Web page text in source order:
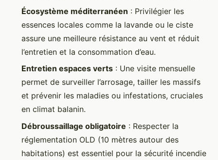
Écosystème méditerranéen : Privilégier les
essences locales comme la lavande ou le ciste
assure une meilleure résistance au vent et réduit
l’entretien et la consommation d’eau.
Entretien espaces verts : Une visite mensuelle
permet de surveiller l’arrosage, tailler les massifs
et prévenir les maladies ou infestations, cruciales
en climat balanin.
Débroussaillage obligatoire : Respecter la
réglementation OLD (10 mètres autour des
habitations) est essentiel pour la sécurité incendie